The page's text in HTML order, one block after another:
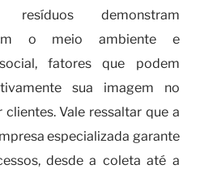
demonstram
o meio ambiente e
fatores que podem
sua imagem no
Vale ressaltar que a
especializada garante
desde a coleta até a